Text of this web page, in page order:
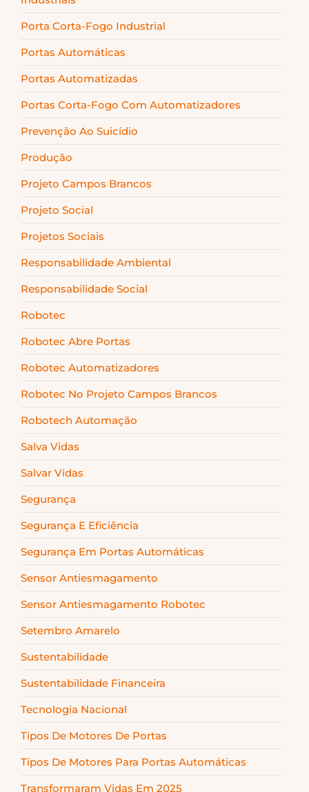
Porta Corta-Fogo Industrial
Portas Automáticas
Portas Automatizadas
Portas Corta-Fogo Com Automatizadores
Prevenção Ao Suicídio
Produção
Projeto Campos Brancos
Projeto Social
Projetos Sociais
Responsabilidade Ambiental
Responsabilidade Social
Robotec
Robotec Abre Portas
Robotec Automatizadores
Robotec No Projeto Campos Brancos
Robotech Automação
Salva Vidas
Salvar Vidas
Segurança
Segurança E Eficiência
Segurança Em Portas Automáticas
Sensor Antiesmagamento
Sensor Antiesmagamento Robotec
Setembro Amarelo
Sustentabilidade
Sustentabilidade Financeira
Tecnologia Nacional
Tipos De Motores De Portas
Tipos De Motores Para Portas Automáticas
Transformaram Vidas Em 2025